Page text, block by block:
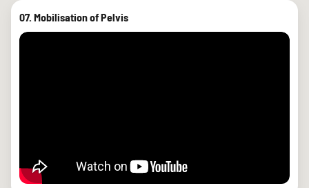
07. Mobilisation of Pelvis